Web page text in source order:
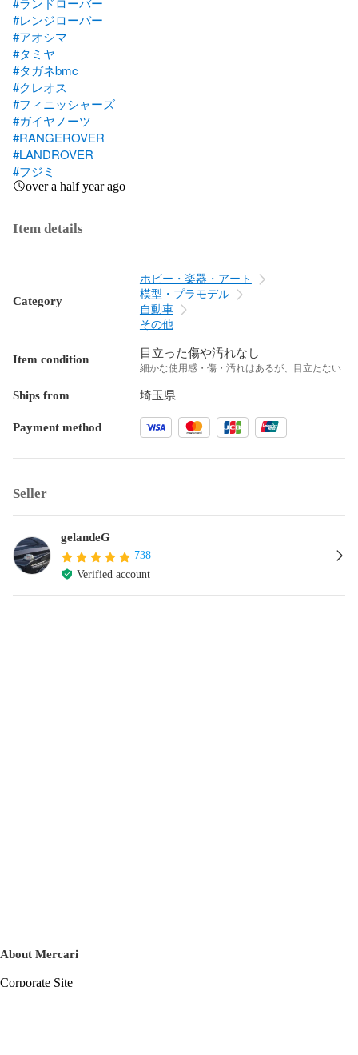
#レンジローバー
#アオシマ
#タミヤ
#タガネbmc
#クレオス
#フィニッシャーズ
#ガイヤノーツ
#RANGEROVER
#LANDROVER
#フジミ
over a half year ago
Item details
Category
ホビー・楽器・アート
模型・プラモデル
自動車
その他
Item condition 目立った傷や汚れなし
細かな使用感・傷・汚れはあるが、目立たない
Ships from 埼玉県
Payment method
Seller
gelandeG
738
Verified account
About Mercari
Corporate Site